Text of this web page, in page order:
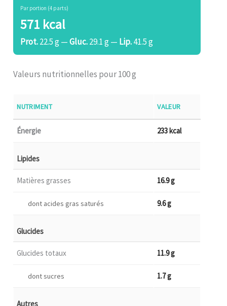
Par portion (4 parts)
571 kcal
Prot.22.5 g —Gluc.29.1 g — Lip.41.5 g
Valeurs nutritionnelles pour 100 g
NUTRIMENT VALEUR
Énergie 233 kcal
Lipides
Matières grasses 16.9 g
dont acides gras saturés 9.6 g
Glucides
Glucides totaux 11.9 g
dont sucres 1.7 g
Autres